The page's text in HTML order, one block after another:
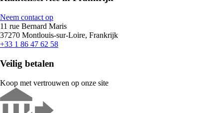
Neem contact op
11 rue Bernard Maris
37270 Montlouis-sur-Loire, Frankrijk
+33 1 86 47 62 58
Veilig betalen
Koop met vertrouwen op onze site